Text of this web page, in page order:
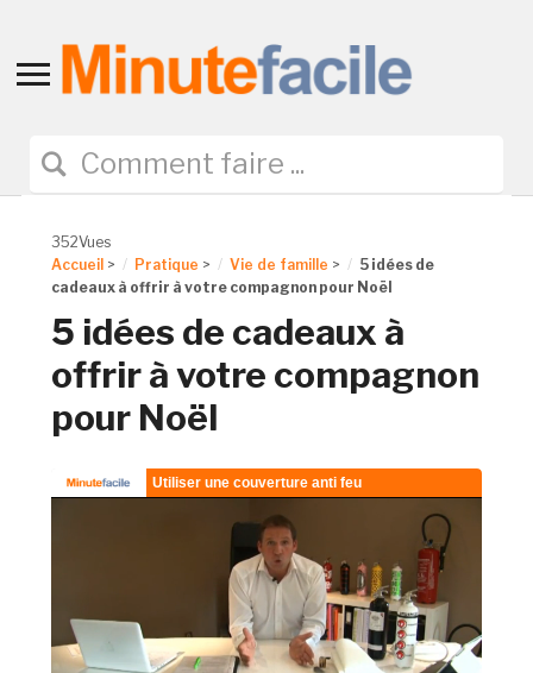
Toggle
navigation
352Vues
Accueil > Pratique > Vie de famille >
5 idées de
cadeaux à offrir à votre compagnon pour Noël
5 idées de cadeaux à
offrir à votre compagnon
pour Noël